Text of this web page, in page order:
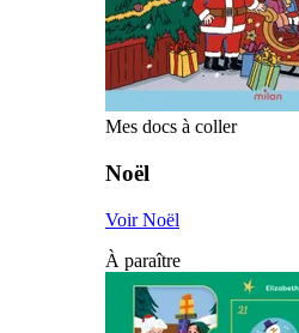
Mes docs à coller
Noël
Voir Noël
À paraître